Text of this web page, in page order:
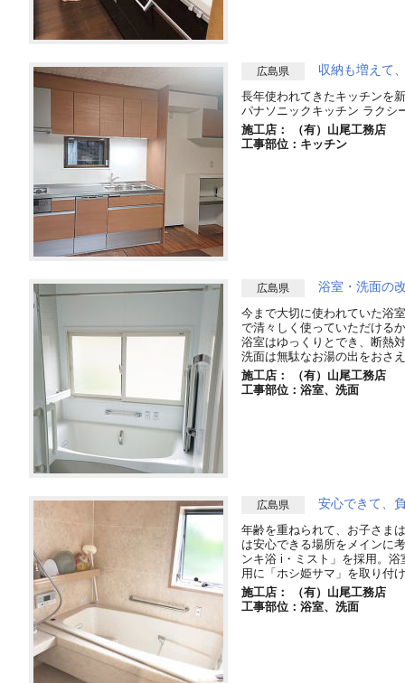
広島県 収納も増えて
長年使われてきたキッチンを
パナソニックキッチン ラクシ
施工店： （有）山尾工務店
工事部位：キッチン
広島県 浴室・洗面の
今まで大切に使われていた浴
で清々しく使っていただける
浴室はゆっくりとでき、断熱
洗面は無駄なお湯の出をおさ
施工店： （有）山尾工務店
工事部位：浴室、洗面
広島県 安心できて、
年齢を重ねられて、お子さま
は安心できる場所をメインに
ンキ浴 i・ミスト」を採用。
用に「ホシ姫サマ」を取り付
施工店： （有）山尾工務店
工事部位：浴室、洗面